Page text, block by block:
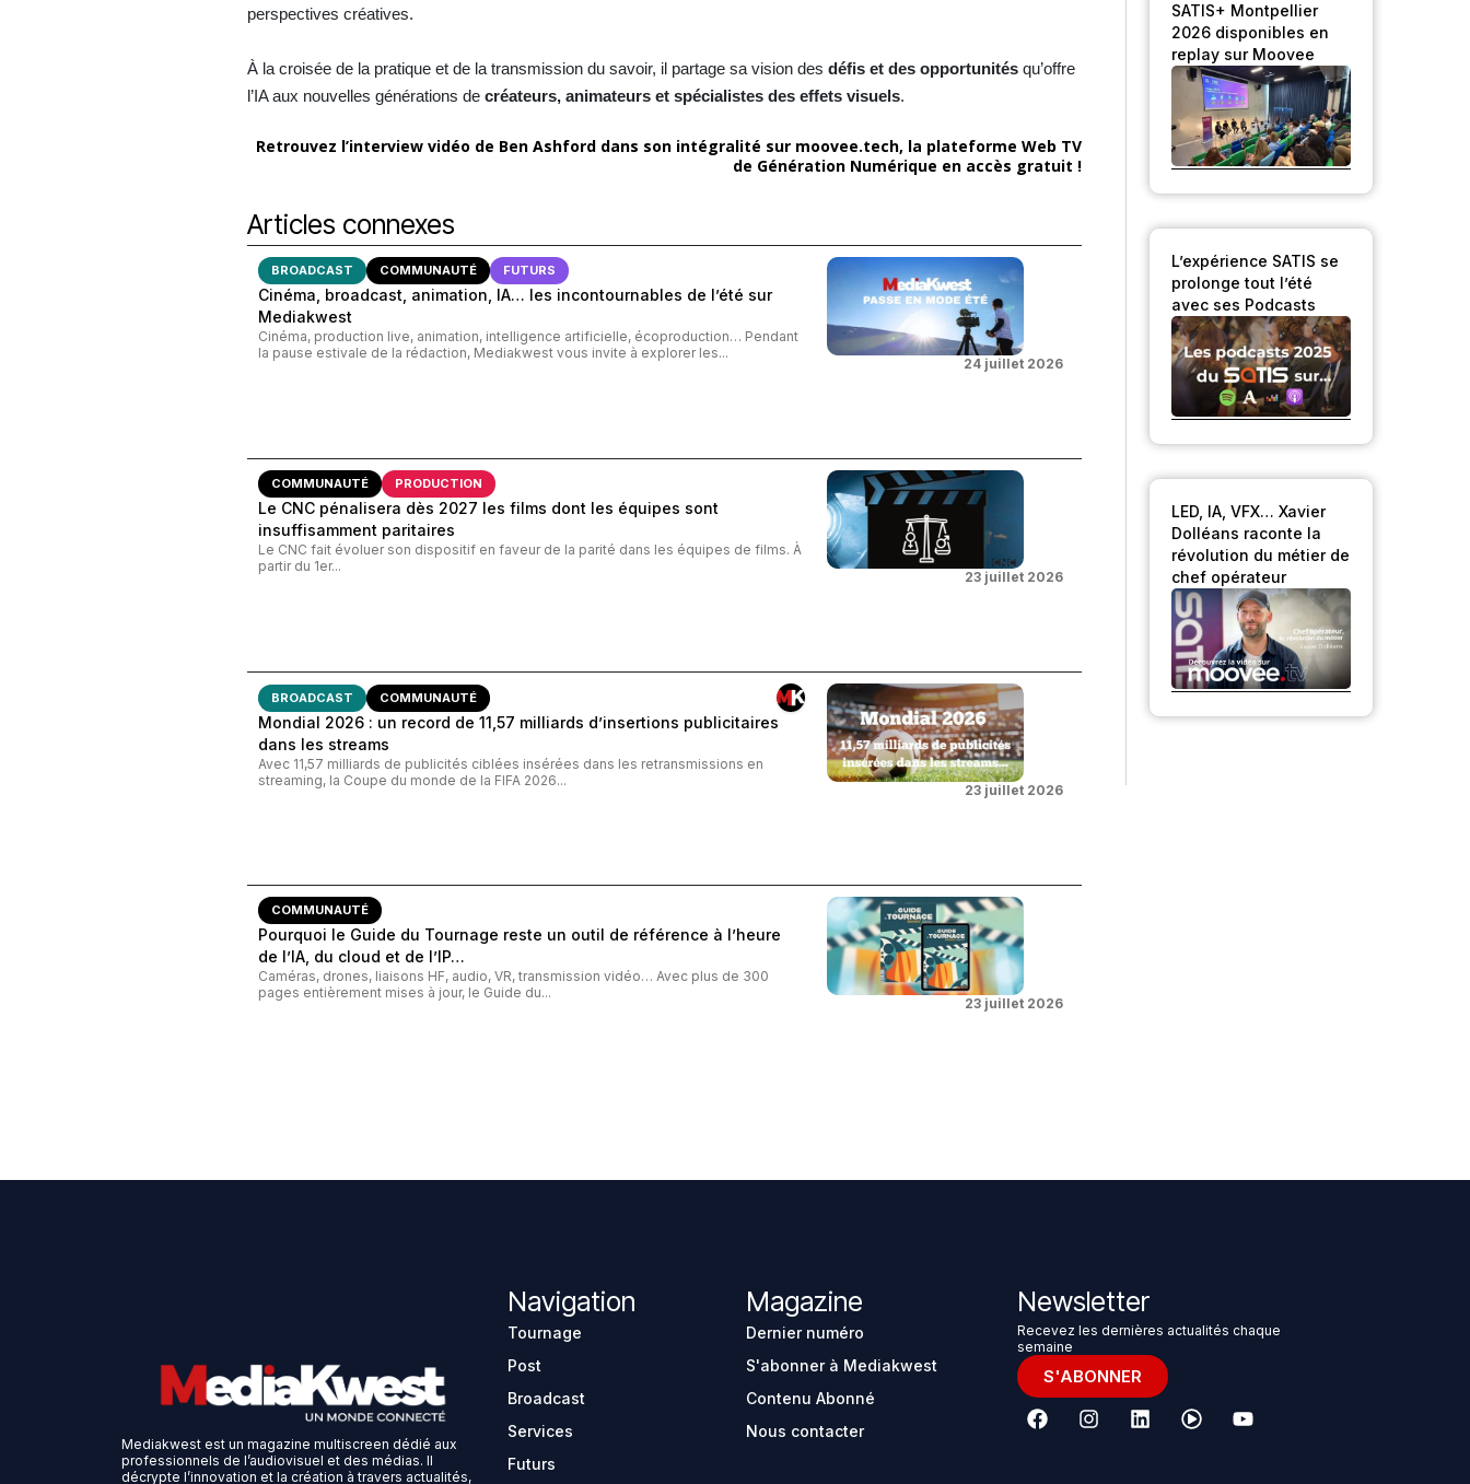
perspectives créatives.
À la croisée de la pratique et de la transmission du savoir, il partage sa vision desdéfis et des opportunités qu’offre
l’IA aux nouvelles générations decréateurs, animateurs et spécialistes des effets visuels.
Retrouvez l’interview vidéo de Ben Ashford dans son intégralité sur moovee.tech, la plateforme Web TV
de Génération Numérique en accès gratuit !
Articles connexes
BROADCAST COMMUNAUTÉ FUTURS
Cinéma, broadcast, animation, IA… les incontournables de l’été sur
Mediakwest
Cinéma, production live, animation, intelligence artificielle, écoproduction… Pendant
la pause estivale de la rédaction, Mediakwest vous invite à explorer les...
24 juillet 2026
COMMUNAUTÉ PRODUCTION
Le CNC pénalisera dès 2027 les films dont les équipes sont
insuffisamment paritaires
Le CNC fait évoluer son dispositif en faveur de la parité dans les équipes de films. À
partir du 1er...
23 juillet 2026
BROADCAST COMMUNAUTÉ
Mondial 2026 : un record de 11,57 milliards d’insertions publicitaires
dans les streams
Avec 11,57 milliards de publicités ciblées insérées dans les retransmissions en
streaming, la Coupe du monde de la FIFA 2026...
23 juillet 2026
COMMUNAUTÉ
Pourquoi le Guide du Tournage reste un outil de référence à l’heure
de l’IA, du cloud et de l’IP…
Caméras, drones, liaisons HF, audio, VR, transmission vidéo… Avec plus de 300
pages entièrement mises à jour, le Guide du...
23 juillet 2026
SATIS+ Montpellier
2026 disponibles en
replay sur Moovee
L’expérience SATIS se
prolonge tout l’été
avec ses Podcasts
LED, IA, VFX… Xavier
Dolléans raconte la
révolution du métier de
chef opérateur
Mediakwest est un magazine multiscreen dédié aux
professionnels de l’audiovisuel et des médias. Il
décrypte l’innovation et la création à travers actualités,
Navigation
Tournage
Post
Broadcast
Services
Futurs
Magazine
Dernier numéro
S'abonner à Mediakwest
Contenu Abonné
Nous contacter
Newsletter
Recevez les dernières actualités chaque
semaine
S'ABONNER